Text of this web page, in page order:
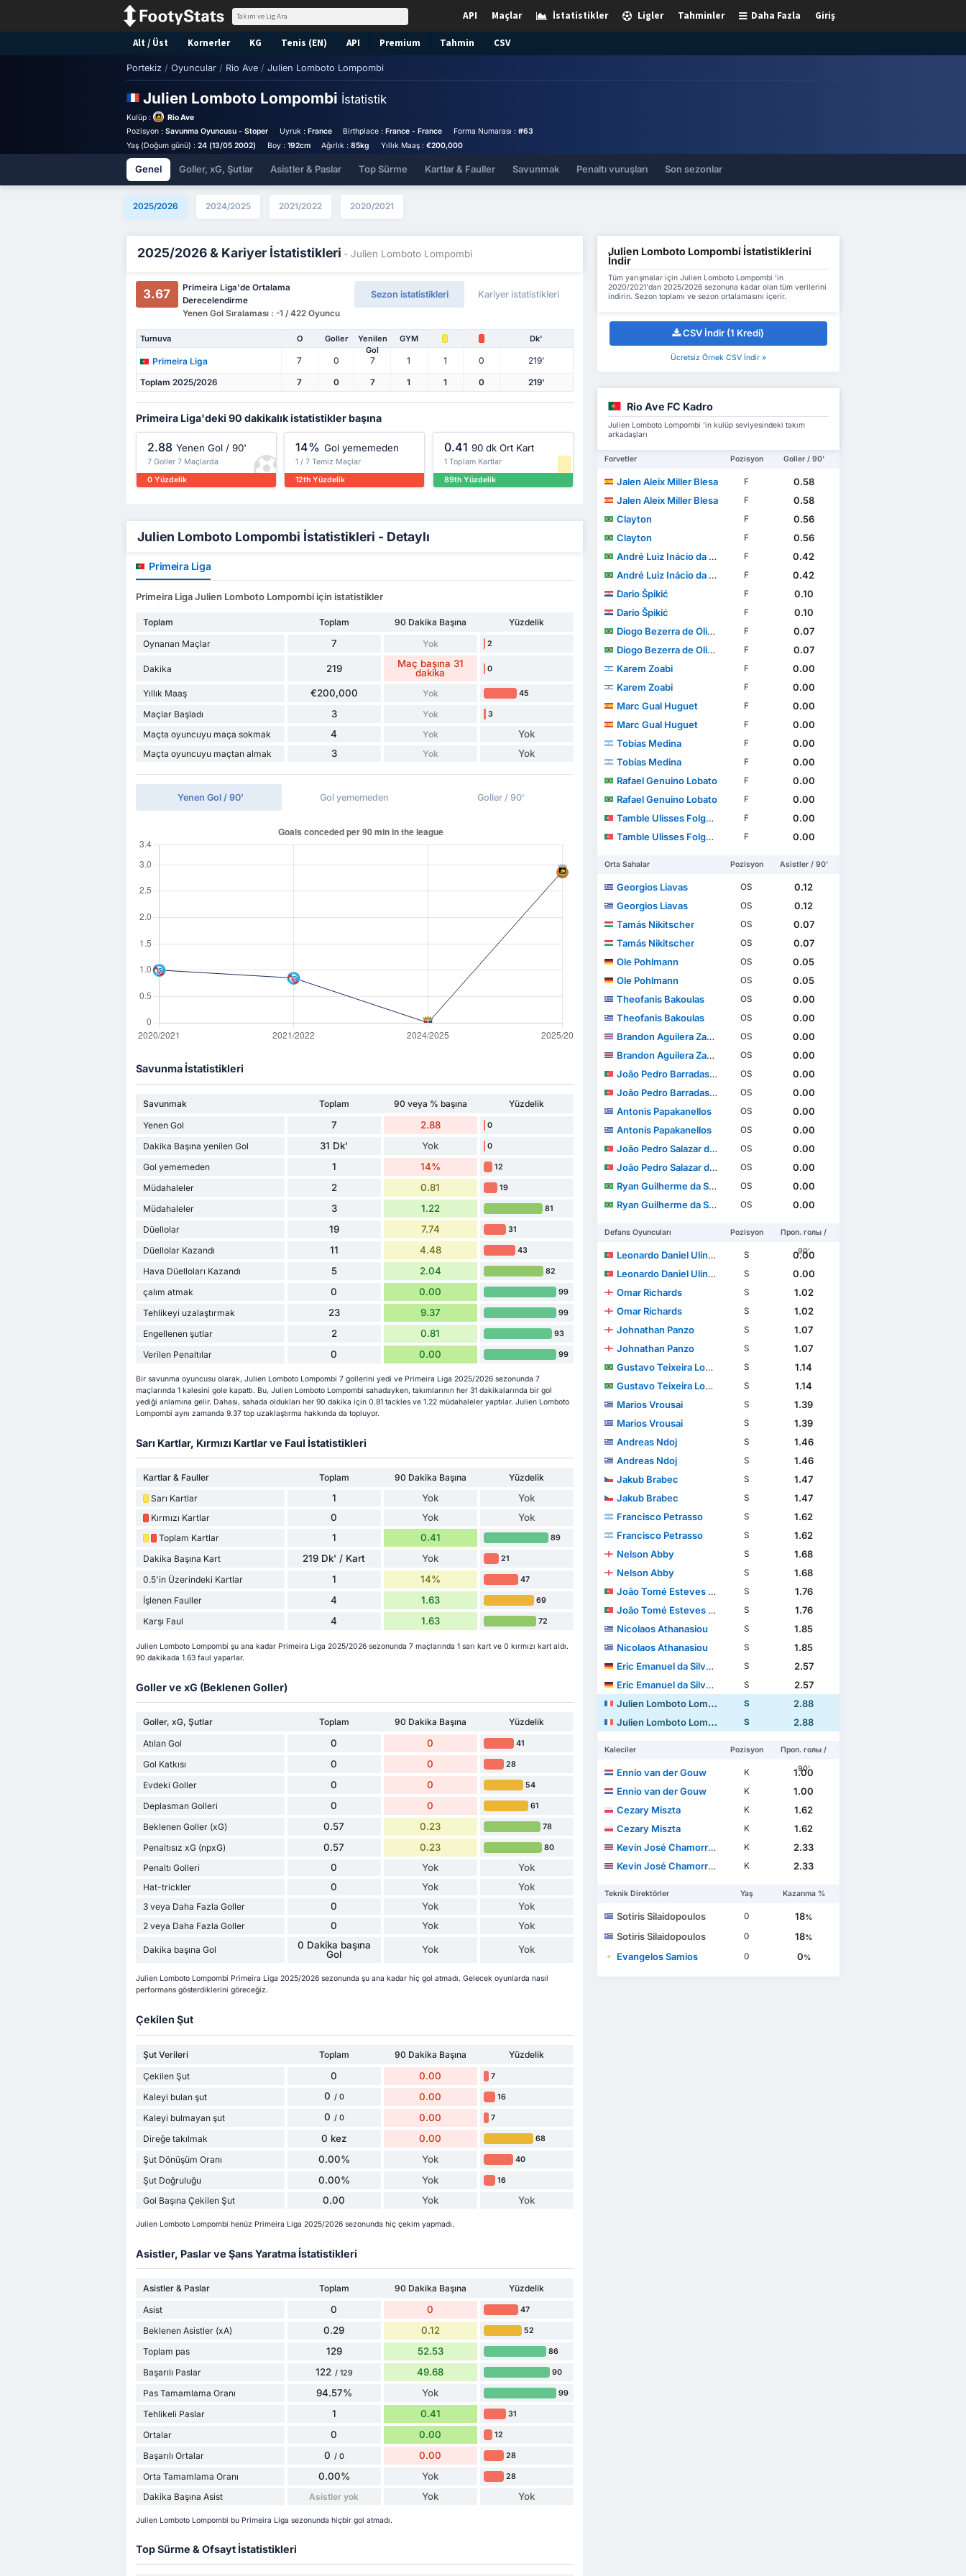
Giriş
Daha Fazla
Tahminler
Ligler
İstatistikler
Maçlar
API
Alt / Üst Kornerler KG Tenis (EN) API Premium Tahmin CSV
Portekiz / Oyuncular / Rio Ave / Julien Lomboto Lompombi
Julien Lomboto Lompombi İstatistik
Kulüp :
Rio Ave
Pozisyon : Savunma Oyuncusu - Stoper Uyruk : France Birthplace :France - France Forma Numarası : #63
Yaş (Doğum günü) : 24 (13/05 2002) Boy : 192cm Ağırlık :85kg Yıllık Maaş : €200,000
Genel Goller, xG, Şutlar Asistler & Paslar Top Sürme Kartlar & Fauller Savunmak Penaltı vuruşları Son sezonlar
2025/2026 2024/2025 2021/2022 2020/2021
2025/2026 & Kariyer İstatistikleri - Julien Lomboto Lompombi
3.67
Primeira Liga'de Ortalama
Derecelendirme
Yenen Gol Sıralaması : -1 / 422 Oyuncu
Sezon istatistikleri Kariyer istatistikleri
Turnuva O Goller
Yenilen
Gol
GYM Dk'
Primeira Liga 7 0 7 1 1 0 219'
Toplam 2025/2026 7 0 7 1 1 0 219'
Primeira Liga'deki 90 dakikalık istatistikler başına
2.88 Yenen Gol / 90'
7 Goller 7 Maçlarda
0 Yüzdelik
14% Gol yememeden
1 / 7 Temiz Maçlar
12th Yüzdelik
0.41 90 dk Ort Kart
1 Toplam Kartlar
89th Yüzdelik
Julien Lomboto Lompombi İstatistikleri - Detaylı
Primeira Liga
Primeira Liga Julien Lomboto Lompombi için istatistikler
Toplam Toplam 90 Dakika Başına
Yüzdelik
Oynanan Maçlar
7 Yok 2
Dakika 219
Maç başına 31
dakika
0
Yıllık Maaş €200,000 Yok 45
Maçlar Başladı 3 Yok 3
Maçta oyuncuyu maça sokmak 4 Yok Yok
Maçta oyuncuyu maçtan almak 3 Yok Yok
Yenen Gol / 90' Gol yememeden Goller / 90'
Savunma İstatistikleri
Savunmak Toplam 90 veya % başına
Yüzdelik
Yenen Gol
7 2.88 0
Dakika Başına yenilen Gol 31 Dk' Yok 0
Gol yememeden 1 14% 12
Müdahaleler 2 0.81 19
Müdahaleler 3 1.22 81
Düellolar 19 7.74 31
Düellolar Kazandı 11 4.48 43
Hava Düelloları Kazandı 5 2.04 82
çalım atmak 0 0.00 99
Tehlikeyi uzalaştırmak 23 9.37 99
Engellenen şutlar 2 0.81 93
Verilen Penaltılar 0 0.00 99
Bir savunma oyuncusu olarak, Julien Lomboto Lompombi 7 gollerini yedi ve Primeira Liga 2025/2026 sezonunda 7
maçlarında 1 kalesini gole kapattı. Bu, Julien Lomboto Lompombi sahadayken, takımlarının her 31 dakikalarında bir gol
yediği anlamına gelir. Dahası, sahada oldukları her 90 dakika için 0.81 tackles ve 1.22 müdahaleler yaptılar. Julien Lomboto
Lompombi aynı zamanda 9.37 top uzaklaştırma hakkında da topluyor.
Sarı Kartlar, Kırmızı Kartlar ve Faul İstatistikleri
Kartlar & Fauller Toplam 90 Dakika Başına
Yüzdelik
Sarı Kartlar
1 Yok Yok
Kırmızı Kartlar 0 Yok Yok
Toplam Kartlar 1 0.41 89
Dakika Başına Kart 219 Dk' / Kart Yok 21
0.5'in Üzerindeki Kartlar 1 14% 47
İşlenen Fauller 4 1.63 69
Karşı Faul 4 1.63 72
Julien Lomboto Lompombi şu ana kadar Primeira Liga 2025/2026 sezonunda 7 maçlarında 1 sarı kart ve 0 kırmızı kart aldı.
90 dakikada 1.63 faul yaparlar.
Goller ve xG (Beklenen Goller)
Goller, xG, Şutlar Toplam 90 Dakika Başına
Yüzdelik
Atılan Gol
0 0 41
Gol Katkısı 0 0 28
Evdeki Goller 0 0 54
Deplasman Golleri 0 0 61
Beklenen Goller (xG) 0.57 0.23 78
Penaltısız xG (npxG) 0.57 0.23 80
Penaltı Golleri 0 Yok Yok
Hat-trickler 0 Yok Yok
3 veya Daha Fazla Goller 0 Yok Yok
2 veya Daha Fazla Goller 0 Yok Yok
Dakika başına Gol
0 Dakika başına
Gol
Yok Yok
Julien Lomboto Lompombi Primeira Liga 2025/2026 sezonunda şu ana kadar hiç gol atmadı. Gelecek oyunlarda nasıl
performans gösterdiklerini göreceğiz.
Çekilen Şut
Şut Verileri Toplam 90 Dakika Başına
Yüzdelik
Çekilen Şut
0 0.00 7
Kaleyi bulan şut 0 / 0 0.00 16
Kaleyi bulmayan şut 0 / 0 0.00 7
Direğe takılmak 0 kez 0.00 68
Şut Dönüşüm Oranı 0.00% Yok 40
Şut Doğruluğu 0.00% Yok 16
Gol Başına Çekilen Şut 0.00 Yok Yok
Julien Lomboto Lompombi henüz Primeira Liga 2025/2026 sezonunda hiç çekim yapmadı.
Asistler, Paslar ve Şans Yaratma İstatistikleri
Asistler & Paslar Toplam 90 Dakika Başına
Yüzdelik
Asist
0 0 47
Beklenen Asistler (xA) 0.29 0.12 52
Toplam pas 129 52.53 86
Başarılı Paslar 122 / 129 49.68 90
Pas Tamamlama Oranı 94.57% Yok 99
Tehlikeli Paslar 1 0.41 31
Ortalar 0 0.00 12
Başarılı Ortalar 0 / 0 0.00 28
Orta Tamamlama Oranı 0.00% Yok 28
Dakika Başına Asist Asistler yok Yok Yok
Julien Lomboto Lompombi bu Primeira Liga sezonunda hiçbir gol atmadı.
Top Sürme & Ofsayt İstatistikleri
Julien Lomboto Lompombi İstatistiklerini
İndir
Tüm yarışmalar için Julien Lomboto Lompombi 'in
2020/2021'dan 2025/2026 sezonuna kadar olan tüm verilerini
indirin. Sezon toplamı ve sezon ortalamasını içerir.
CSV İndir (1 Kredi)
Ücretsiz Örnek CSV İndir »
Rio Ave FC Kadro
Julien Lomboto Lompombi 'in kulüp seviyesindeki takım
arkadaşları
Forvetler Pozisyon Goller / 90'
Jalen Aleix Miller Blesa F
0.58
Jalen Aleix Miller Blesa
F
0.58
Clayton
F
0.56
Clayton
F
0.56
André Luiz Inácio da Silva
F
0.42
André Luiz Inácio da Silva
F
0.42
Dario Špikić
F
0.10
Dario Špikić
F
0.10
Diogo Bezerra de Oliveira
F
0.07
Diogo Bezerra de Oliveira
F
0.07
Karem Zoabi
F
0.00
Karem Zoabi
F
0.00
Marc Gual Huguet
F
0.00
Marc Gual Huguet
F
0.00
Tobías Medina
F
0.00
Tobías Medina
F
0.00
Rafael Genuino Lobato
F
0.00
Rafael Genuino Lobato
F
0.00
Tamble Ulisses Folgado Monteiro
F
0.00
Tamble Ulisses Folgado Monteiro
F 0.00
Orta Sahalar Pozisyon Asistler / 90'
Georgios Liavas OS
0.12
Georgios Liavas
OS
0.12
Tamás Nikitscher
OS
0.07
Tamás Nikitscher
OS
0.07
Ole Pohlmann
OS
0.05
Ole Pohlmann
OS
0.05
Theofanis Bakoulas
OS
0.00
Theofanis Bakoulas
OS
0.00
Brandon Aguilera Zamora
OS
0.00
Brandon Aguilera Zamora
OS
0.00
João Pedro Barradas Novais
OS
0.00
João Pedro Barradas Novais
OS
0.00
Antonis Papakanellos
OS
0.00
Antonis Papakanellos
OS
0.00
João Pedro Salazar da Graça
OS
0.00
João Pedro Salazar da Graça
OS
0.00
Ryan Guilherme da Silva Pae
OS
0.00
Ryan Guilherme da Silva Pae
OS 0.00
Defans Oyuncuları Pozisyon
Проп. голы /
90'
Leonardo Daniel Ulineia Buta S
0.00
Leonardo Daniel Ulineia Buta
S
0.00
Omar Richards
S
1.02
Omar Richards
S
1.02
Johnathan Panzo
S
1.07
Johnathan Panzo
S
1.07
Gustavo Teixeira Lopes da Conceição
S
1.14
Gustavo Teixeira Lopes da Conceição
S
1.14
Marios Vrousai
S
1.39
Marios Vrousai
S
1.39
Andreas Ndoj
S
1.46
Andreas Ndoj
S
1.46
Jakub Brabec
S
1.47
Jakub Brabec
S
1.47
Francisco Petrasso
S
1.62
Francisco Petrasso
S
1.62
Nelson Abby
S
1.68
Nelson Abby
S
1.68
João Tomé Esteves Baptista
S
1.76
João Tomé Esteves Baptista
S
1.76
Nicolaos Athanasiou
S
1.85
Nicolaos Athanasiou
S
1.85
Eric Emanuel da Silva Moreira
S
2.57
Eric Emanuel da Silva Moreira
S
2.57
Julien Lomboto Lompombi
S
2.88
Julien Lomboto Lompombi
S 2.88
Kaleciler Pozisyon
Проп. голы /
90'
Ennio van der Gouw K
1.00
Ennio van der Gouw
K
1.00
Cezary Miszta
K
1.62
Cezary Miszta
K
1.62
Kevin José Chamorro Rodríguez
K
2.33
Kevin José Chamorro Rodríguez
K 2.33
Teknik Direktörler Yaş Kazanma %
Sotiris Silaidopoulos 0 18%
Sotiris Silaidopoulos 0 18%
Evangelos Samios 0 0%